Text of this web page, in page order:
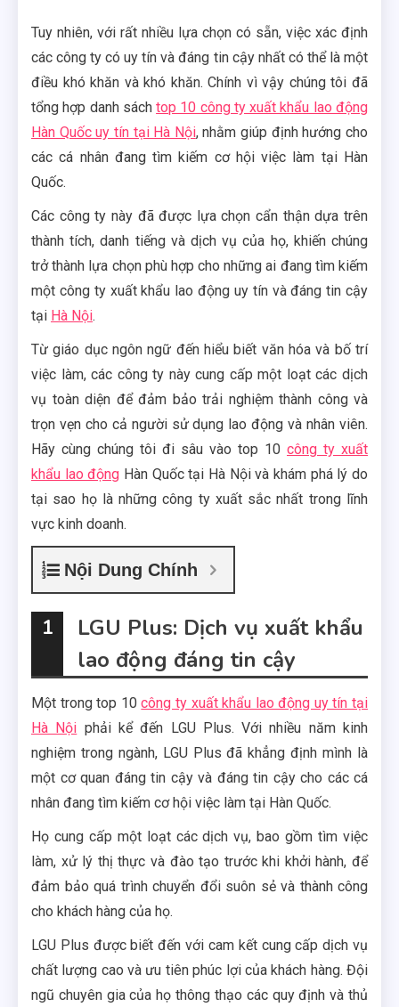
Tuy nhiên, với rất nhiều lựa chọn có sẵn, việc xác định
các công ty có uy tín và đáng tin cậy nhất có thể là một
điều khó khăn và khó khăn. Chính vì vậy chúng tôi đã
tổng hợp danh sáchtop 10 công ty xuất khẩu lao động
Hàn Quốc uy tín tại Hà Nội, nhằm giúp định hướng cho
các cá nhân đang tìm kiếm cơ hội việc làm tại Hàn
Quốc.
Các công ty này đã được lựa chọn cẩn thận dựa trên
thành tích, danh tiếng và dịch vụ của họ, khiến chúng
trở thành lựa chọn phù hợp cho những ai đang tìm kiếm
một công ty xuất khẩu lao động uy tín và đáng tin cậy
tại Hà Nội.
Từ giáo dục ngôn ngữ đến hiểu biết văn hóa và bố trí
việc làm, các công ty này cung cấp một loạt các dịch
vụ toàn diện để đảm bảo trải nghiệm thành công và
trọn vẹn cho cả người sử dụng lao động và nhân viên.
Hãy cùng chúng tôi đi sâu vào top 10 công ty xuất
khẩu lao động Hàn Quốc tại Hà Nội và khám phá lý do
tại sao họ là những công ty xuất sắc nhất trong lĩnh
vực kinh doanh.
Nội Dung Chính
1
LGU Plus: Dịch vụ xuất khẩu
lao động đáng tin cậy
Một trong top 10công ty xuất khẩu lao động uy tín tại
Hà Nội phải kể đến LGU Plus. Với nhiều năm kinh
nghiệm trong ngành, LGU Plus đã khẳng định mình là
một cơ quan đáng tin cậy và đáng tin cậy cho các cá
nhân đang tìm kiếm cơ hội việc làm tại Hàn Quốc.
Họ cung cấp một loạt các dịch vụ, bao gồm tìm việc
làm, xử lý thị thực và đào tạo trước khi khởi hành, để
đảm bảo quá trình chuyển đổi suôn sẻ và thành công
cho khách hàng của họ.
LGU Plus được biết đến với cam kết cung cấp dịch vụ
chất lượng cao và ưu tiên phúc lợi của khách hàng. Đội
ngũ chuyên gia của họ thông thạo các quy định và thủ